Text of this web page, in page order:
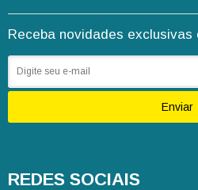
Receba novidades
Enviar
REDES SOCIAIS